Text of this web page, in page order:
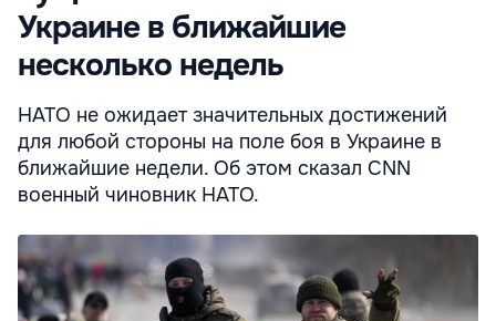
Украине в ближайшие
несколько недель
НАТО не ожидает значительных достижений
для любой стороны на поле боя в Украине в
ближайшие недели. Об этом сказал CNN
военный чиновник НАТО.